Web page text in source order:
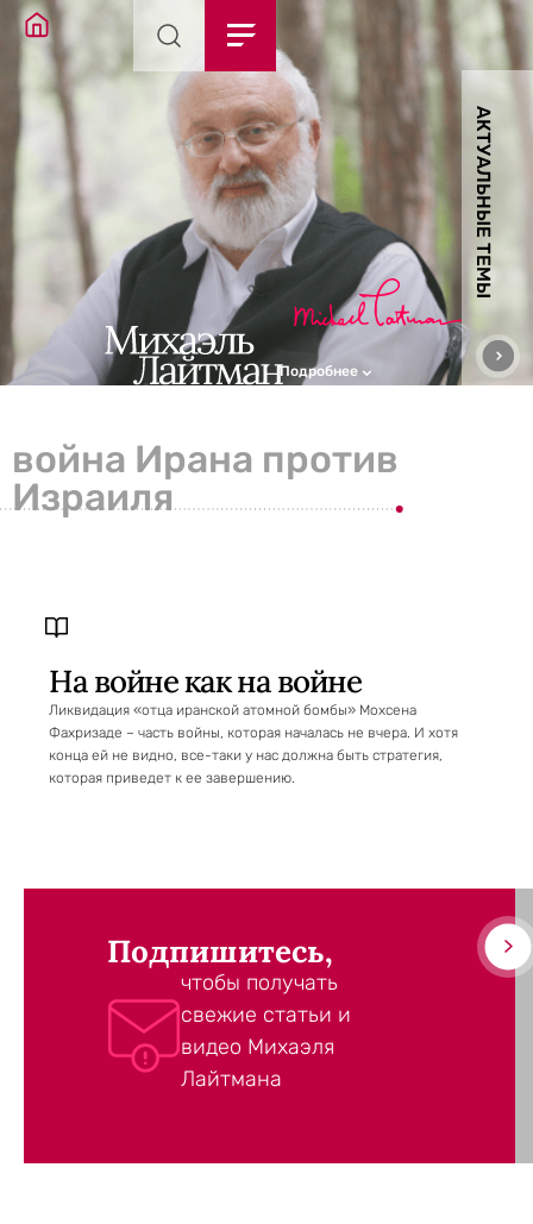
АКТУАЛЬНЫЕ ТЕМЫ
Подробнее
война Ирана против
Израиля
На войне как на войне
Ликвидация «отца иранской атомной бомбы» Мохсена
Фахризаде – часть войны, которая началась не вчера. И хотя
конца ей не видно, все-таки у нас должна быть стратегия,
которая приведет к ее завершению.
Подпишитесь,
чтобы получать
свежие статьи и
видео Михаэля
Лайтмана